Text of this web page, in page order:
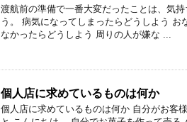
渡航前の準備で一番大変だったことは、気
う。 病気になってしまったらどうしよう
なかったらどうしよう 周りの人が嫌な ...
個人店に求めているものは何か
個人店に求めているものは何か 自分がお客